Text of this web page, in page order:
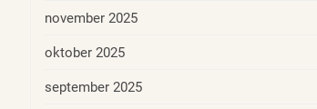
november 2025
oktober 2025
september 2025